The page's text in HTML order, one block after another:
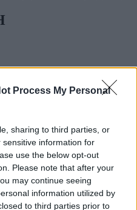
Process My Personal
sharing to third parties, or
information for
use the below opt-out
Please note that after your
may continue seeing
information utilized by
to third parties prior to